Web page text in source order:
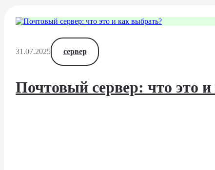
31.07.2025 сервер
Почтовый сервер: что это